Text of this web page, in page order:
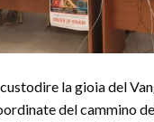
la gioia del
del cammino